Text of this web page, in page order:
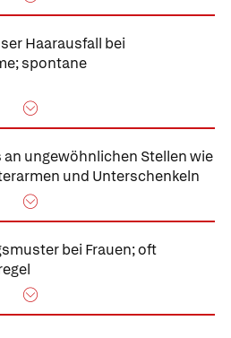
Haarausfall bei
spontane
ungewöhnlichen Stellenwie
und Unterschenkeln
bei Frauen;oft